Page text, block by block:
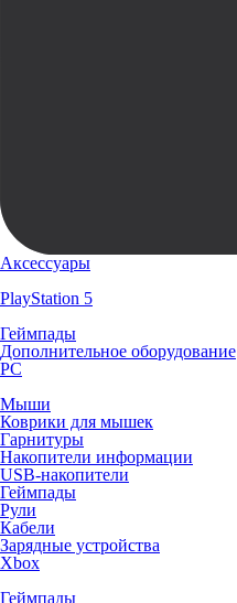
Аксессуары
PlayStation 5
Геймпады
Дополнительное оборудование
PC
Мыши
Коврики для мышек
Гарнитуры
Накопители информации
USB-накопители
Геймпады
Рули
Кабели
Зарядные устройства
Xbox
Геймпады